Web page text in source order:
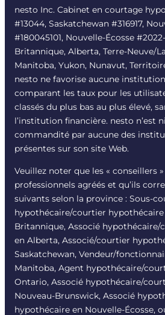
nesto Inc. Cabinet en courtage
#13044, Saskatchewan #316917,
#180045101, Nouvelle-Écosse #
Britannique, Alberta, Terre-Neuve/
Manitoba, Yukon, Nunavut,
nesto ne favorise aucune
comparant les taux pour les
classés du plus bas au plus élevé,
l’institution financière. nesto n’est
commandité par aucune des
présentes sur son site Web.
Veuillez noter que les « conseillers
professionnels agréés et qu’ils
suivants selon la province : Sous-
hypothécaire/courtier
Britannique, Associé
en Alberta, Associé/courtier
Saskatchewan, Vendeur/
Manitoba, Agent hypothécaire/
Ontario, Associé hypothécaire/
Nouveau-Brunswick, Associé
hypothécaire en Nouvelle-Écosse,